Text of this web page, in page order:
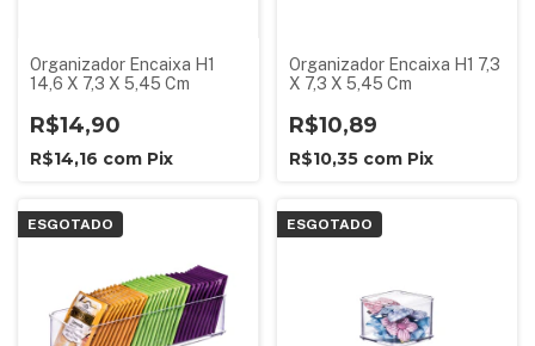
Organizador Encaixa H1
14,6 X 7,3 X 5,45 Cm
R$14,90
R$14,16 com Pix
Organizador Encaixa H1 7,3
X 7,3 X 5,45 Cm
R$10,89
R$10,35 com Pix
ESGOTADO ESGOTADO